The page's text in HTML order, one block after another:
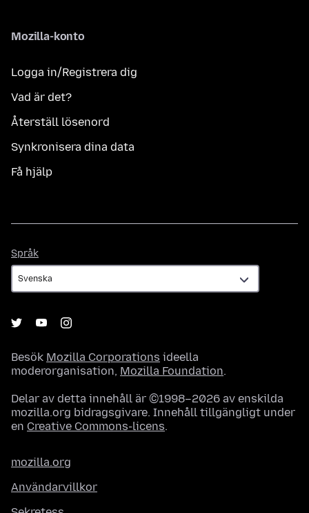
Mozilla-konto
Logga in/Registrera dig
Vad är det?
Återställ lösenord
Synkronisera dina data
Få hjälp
Språk
Besök Mozilla Corporations ideella
moderorganisation, Mozilla Foundation.
Delar av detta innehåll är ©1998–2026 av enskilda
mozilla.org bidragsgivare. Innehåll tillgängligt under
en Creative Commons-licens.
mozilla.org
Användarvillkor